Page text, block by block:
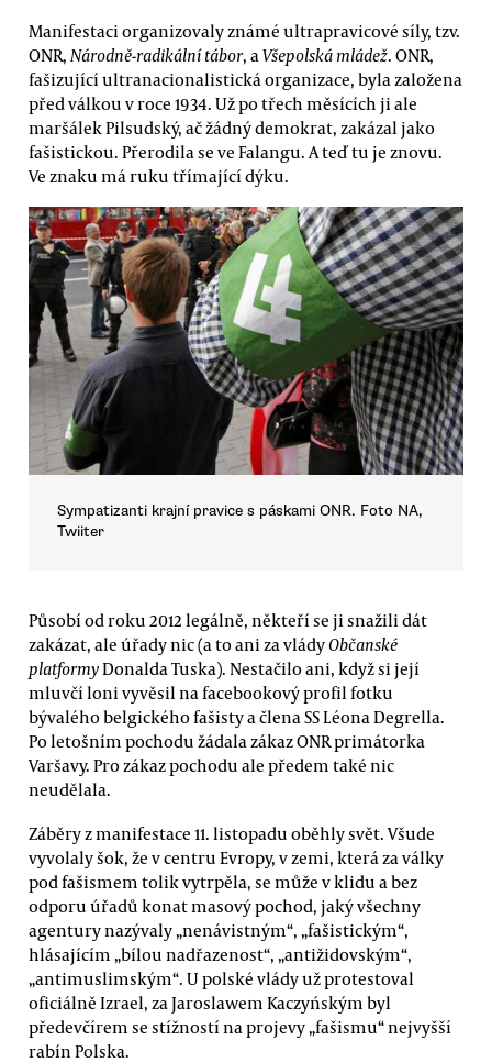
Manifestaci organizovaly známé ultrapravicové síly, tzv.
ONR, Národně-radikální tábor, aVšepolská mládež. ONR,
fašizující ultranacionalistická organizace, byla založena
před válkou v roce 1934. Už po třech měsících ji ale
maršálek Pilsudský, ač žádný demokrat, zakázal jako
fašistickou. Přerodila se ve Falangu. A teď tu je znovu.
Ve znaku má ruku třímající dýku.
Sympatizanti krajní pravice s páskami ONR. Foto NA,
Twiiter
Působí od roku 2012 legálně, někteří se ji snažili dát
zakázat, ale úřady nic (a to ani za vládyObčanské
platformyDonalda Tuska). Nestačilo ani, když si její
mluvčí loni vyvěsil na facebookový profil fotku
bývalého belgického fašisty a člena SS Léona Degrella.
Po letošním pochodu žádala zákaz ONR primátorka
Varšavy. Pro zákaz pochodu ale předem také nic
neudělala.
Záběry z manifestace 11. listopadu oběhly svět. Všude
vyvolaly šok, že v centru Evropy, v zemi, která za války
pod fašismem tolik vytrpěla, se může v klidu a bez
odporu úřadů konat masový pochod, jaký všechny
agentury nazývaly „nenávistným“, „fašistickým“,
hlásajícím „bílou nadřazenost“, „antižidovským“,
„antimuslimským“. U polské vlády už protestoval
oficiálně Izrael, za Jaroslawem Kaczyńským byl
předevčírem se stížností na projevy „fašismu“ nejvyšší
rabín Polska.